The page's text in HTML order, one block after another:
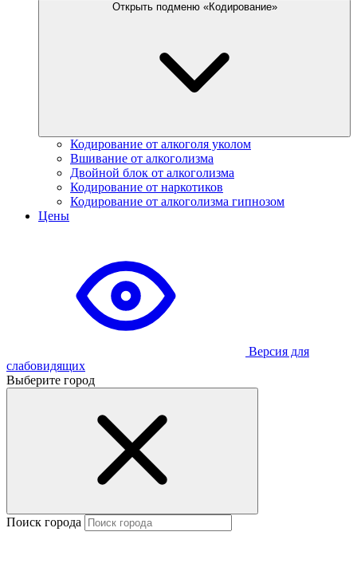
Открыть подменю «Кодирование»
Кодирование от алкоголя уколом
Вшивание от алкоголизма
Двойной блок от алкоголизма
Кодирование от наркотиков
Кодирование от алкоголизма гипнозом
Цены
Версия для
слабовидящих
Выберите город
Поиск города